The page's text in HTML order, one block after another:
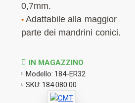
0,7mm.
•Adattabile alla maggior
parte dei mandrini conici.
IN MAGAZZINO
Modello: 184-ER32
SKU: 184.080.00